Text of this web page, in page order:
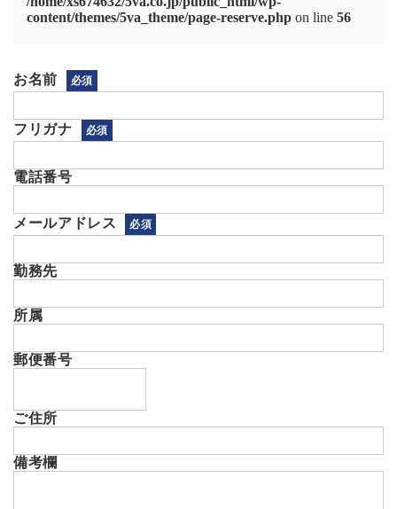
content/themes/5va_theme/page-reserve.php on line 56
お名前 必須
フリガナ 必須
電話番号
メールアドレス 必須
勤務先
所属
郵便番号
ご住所
備考欄